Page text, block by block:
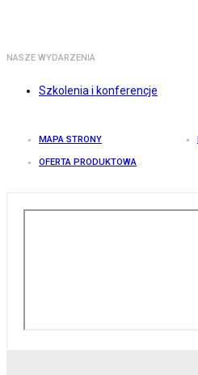
NASZE WYDARZENIA
Szkolenia i konferencje
MAPA STRONY
OFERTA PRODUKTOWA